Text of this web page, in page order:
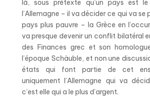
là, sous prétexte qu’un pays est
l’Allemagne – il va décider ce qui va se
pays plus pauvre – la Grèce en
va presque devenir un conflit bilatéral
des Finances grec et son
l’époque Schäuble, et non une
états qui font partie de cet
uniquement l’Allemagne qui va
c’est elle qui a le plus d’argent.